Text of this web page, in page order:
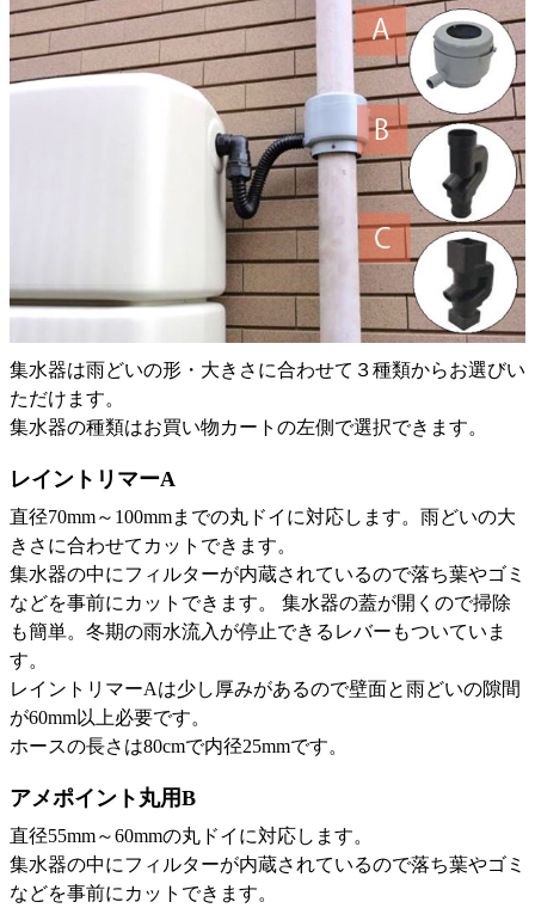
集水器は雨どいの形・大きさに合わせて３種類からお選びい
ただけます。
集水器の種類はお買い物カートの左側で選択できます。
レイントリマーA
直径70mm～100mmまでの丸ドイに対応します。雨どいの大
きさに合わせてカットできます。
集水器の中にフィルターが内蔵されているので落ち葉やゴミ
などを事前にカットできます。 集水器の蓋が開くので掃除
も簡単。冬期の雨水流入が停止できるレバーもついていま
す。
レイントリマーAは少し厚みがあるので壁面と雨どいの隙間
が60mm以上必要です。
ホースの長さは80cmで内径25mmです。
アメポイント丸用B
直径55mm～60mmの丸ドイに対応します。
集水器の中にフィルターが内蔵されているので落ち葉やゴミ
などを事前にカットできます。